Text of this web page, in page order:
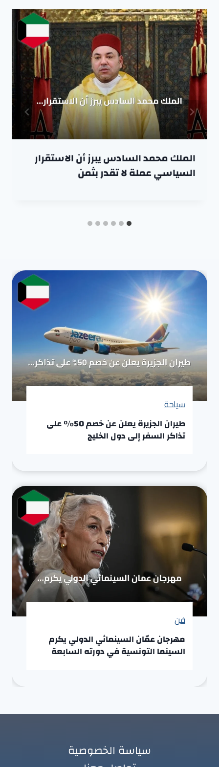
الملك محمد السادس يبرز أن الاستقرار
السياسي عملة لا تقدر بثمن
سياحة
طيران الجزيرة يعلن عن خصم 50% على
تذاكر السفر إلى دول الخليج
فن
مهرجان عمّان السينمائي الدولي يكرم
السينما التونسية في دورته السابعة
سياسة الخصوصية